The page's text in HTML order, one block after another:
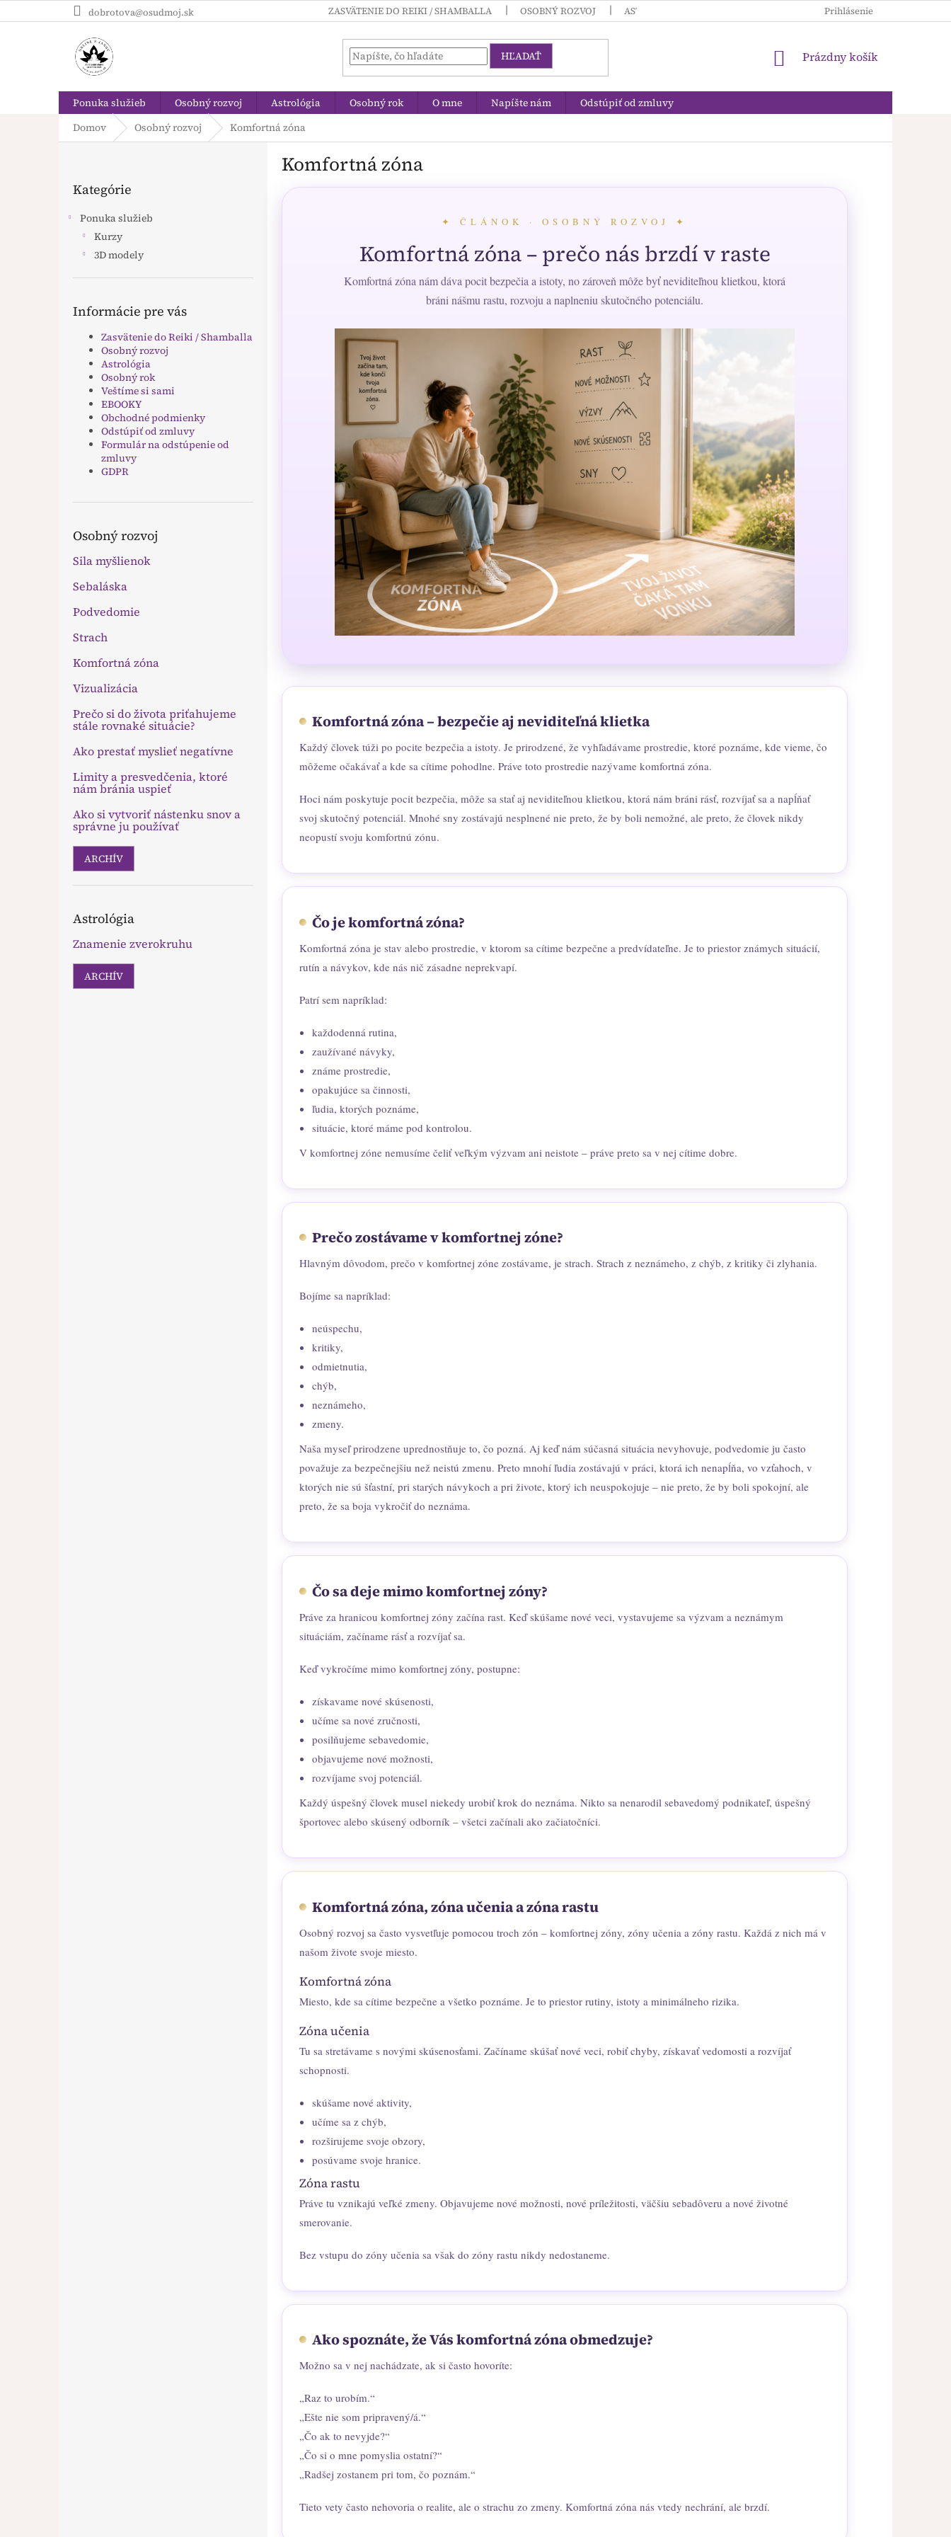
na
dobrotova@osudmoj.sk ZASVÄTENIE DO REIKI / SHAMBALLA OSOBNÝ ROZVOJ ASTROLÓGIA VEŠTÍME SI SAMI
Prihlásenie
HĽADAŤ
NÁKUPNÝ
Prázdny košík
Ponuka služieb Osobný rozvoj Astrológia Osobný rok O mne Napíšte nám
Odstúpiť od zmluvy
Domov
Osobný rozvoj Komfortná zóna
kategórie
Kategórie
Ponuka služieb
Kurzy
3D modely
Informácie pre vás
Zasvätenie do Reiki / Shamballa
Osobný rozvoj
Astrológia
Osobný rok
Veštíme si sami
EBOOKY
Obchodné podmienky
Odstúpiť od zmluvy
Formulár na odstúpenie od
zmluvy
GDPR
Osobný rozvoj
Sila myšlienok
Sebaláska
Podvedomie
Strach
Komfortná zóna
Vizualizácia
Prečo si do života priťahujeme
stále rovnaké situácie?
Ako prestať myslieť negatívne
Limity a presvedčenia, ktoré
nám bránia uspieť
Ako si vytvoriť nástenku snov a
správne ju používať
ARCHÍV
Astrológia
Znamenie zverokruhu
ARCHÍV
Komfortná zóna
✦ ČLÁNOK · OSOBNÝ ROZVOJ ✦
Komfortná zóna – prečo nás brzdí v raste
Komfortná zóna nám dáva pocit bezpečia a istoty, no zároveň môže byť neviditeľnou klietkou, ktorá
bráni nášmu rastu, rozvoju a naplneniu skutočného potenciálu.
Komfortná zóna – bezpečie aj neviditeľná klietka
Každý človek túži po pocite bezpečia a istoty. Je prirodzené, že vyhľadávame prostredie, ktoré poznáme, kde vieme, čo
môžeme očakávať a kde sa cítime pohodlne. Práve toto prostredie nazývame komfortná zóna.
Hoci nám poskytuje pocit bezpečia, môže sa stať aj neviditeľnou klietkou, ktorá nám bráni rásť, rozvíjať sa a napĺňať
svoj skutočný potenciál. Mnohé sny zostávajú nesplnené nie preto, že by boli nemožné, ale preto, že človek nikdy
neopustí svoju komfortnú zónu.
Čo je komfortná zóna?
Komfortná zóna je stav alebo prostredie, v ktorom sa cítime bezpečne a predvídateľne. Je to priestor známych situácií,
rutín a návykov, kde nás nič zásadne neprekvapí.
Patrí sem napríklad:
každodenná rutina,
zaužívané návyky,
známe prostredie,
opakujúce sa činnosti,
ľudia, ktorých poznáme,
situácie, ktoré máme pod kontrolou.
V komfortnej zóne nemusíme čeliť veľkým výzvam ani neistote – práve preto sa v nej cítime dobre.
Prečo zostávame v komfortnej zóne?
Hlavným dôvodom, prečo v komfortnej zóne zostávame, je strach. Strach z neznámeho, z chýb, z kritiky či zlyhania.
Bojíme sa napríklad:
neúspechu,
kritiky,
odmietnutia,
chýb,
neznámeho,
zmeny.
Naša myseľ prirodzene uprednostňuje to, čo pozná. Aj keď nám súčasná situácia nevyhovuje, podvedomie ju často
považuje za bezpečnejšiu než neistú zmenu. Preto mnohí ľudia zostávajú v práci, ktorá ich nenapĺňa, vo vzťahoch, v
ktorých nie sú šťastní, pri starých návykoch a pri živote, ktorý ich neuspokojuje – nie preto, že by boli spokojní, ale
preto, že sa boja vykročiť do neznáma.
Čo sa deje mimo komfortnej zóny?
Práve za hranicou komfortnej zóny začína rast. Keď skúšame nové veci, vystavujeme sa výzvam a neznámym
situáciám, začíname rásť a rozvíjať sa.
Keď vykročíme mimo komfortnej zóny, postupne:
získavame nové skúsenosti,
učíme sa nové zručnosti,
posilňujeme sebavedomie,
objavujeme nové možnosti,
rozvíjame svoj potenciál.
Každý úspešný človek musel niekedy urobiť krok do neznáma. Nikto sa nenarodil sebavedomý podnikateľ, úspešný
športovec alebo skúsený odborník – všetci začínali ako začiatočníci.
Komfortná zóna, zóna učenia a zóna rastu
Osobný rozvoj sa často vysvetľuje pomocou troch zón – komfortnej zóny, zóny učenia a zóny rastu. Každá z nich má v
našom živote svoje miesto.
Komfortná zóna
Miesto, kde sa cítime bezpečne a všetko poznáme. Je to priestor rutiny, istoty a minimálneho rizika.
Zóna učenia
Tu sa stretávame s novými skúsenosťami. Začíname skúšať nové veci, robiť chyby, získavať vedomosti a rozvíjať
schopnosti.
skúšame nové aktivity,
učíme sa z chýb,
rozširujeme svoje obzory,
posúvame svoje hranice.
Zóna rastu
Práve tu vznikajú veľké zmeny. Objavujeme nové možnosti, nové príležitosti, väčšiu sebadôveru a nové životné
smerovanie.
Bez vstupu do zóny učenia sa však do zóny rastu nikdy nedostaneme.
Ako spoznáte, že Vás komfortná zóna obmedzuje?
Možno sa v nej nachádzate, ak si často hovoríte:
„Raz to urobím.“
„Ešte nie som pripravený/á.“
„Čo ak to nevyjde?“
„Čo si o mne pomyslia ostatní?“
„Radšej zostanem pri tom, čo poznám.“
Tieto vety často nehovoria o realite, ale o strachu zo zmeny. Komfortná zóna nás vtedy nechrání, ale brzdí.